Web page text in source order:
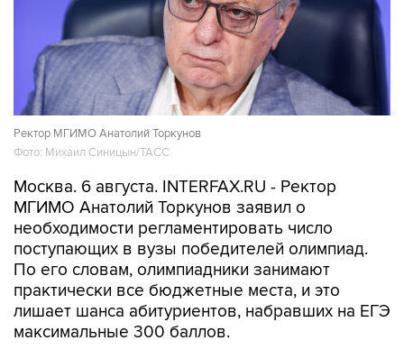
Ректор МГИМО Анатолий Торкунов
Фото: Михаил Синицын/ТАСС
Москва. 6 августа. INTERFAX.RU - Ректор
МГИМО Анатолий Торкунов заявил о
необходимости регламентировать число
поступающих в вузы победителей олимпиад.
По его словам, олимпиадники занимают
практически все бюджетные места, и это
лишает шанса абитуриентов, набравших на ЕГЭ
максимальные 300 баллов.